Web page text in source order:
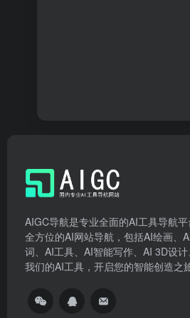
AIGC导航是专业全面的AI工具导航
全方位的AI网站导航，包括AI绘画、
词、AI工具、AI智能写作、AI 3D设
我们的AI工具，开启您的智能创造之